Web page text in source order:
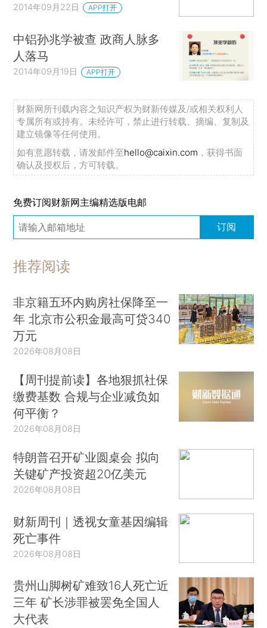
2014年09月22日 APP打开
中铝孙兆学被查 政商人脉多
人落马
2014年09月19日 APP打开
财新网所刊载内容之知识产权为财新传媒及/或相关权利人
专属所有或持有。未经许可，禁止进行转载、摘编、复制及
建立镜像等任何使用。
如有意愿转载，请发邮件至hello@caixin.com ，获得书面
确认及授权后，方可转载。
免费订阅财新网主编精选版电邮
订阅
推荐阅读
非京籍五环内购房社保降至一
年 北京市公积金最高可贷340
万元
2026年08月08日
【周刊提前读】各地狠抓社保
缴费基数 合规与企业减负如
何平衡？
2026年08月08日
特朗普召开矿业圆桌会 拟向
关键矿产投资超20亿美元
2026年08月08日
财新周刊｜透视女童基因编辑
死亡事件
2026年08月08日
贵州山脚树矿难致16人死亡近
三年 矿长涉罪被罢免全国人
大代表